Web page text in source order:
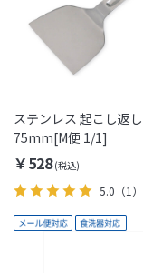
ステンレス 起こし返し
75mm[M便 1/1]
￥528
5.0 （1）